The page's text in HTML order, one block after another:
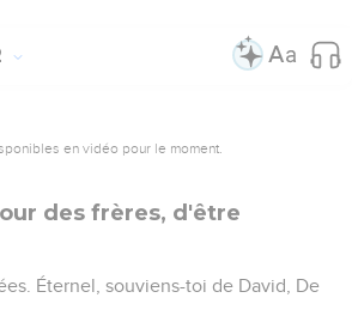
! Car la bienveillance est
rendez-vous sur www.editionsbiblio.fr